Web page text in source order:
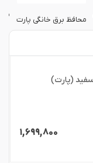
محافظ برق خانگی پارت
۱,۶۹۹,۸۰۰